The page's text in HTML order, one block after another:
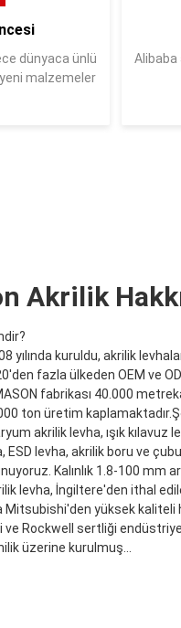
dünyaca ünlü
yeni malzemeler
Alibaba
Akrilik
yılında kuruldu, akrilik
fazla ülkeden OEM ve
fabrikası 40.000
ton üretim
akrilik levha, ışık kılavuz
ESD levha, akrilik boru ve
Kalınlık 1.8-100 mm
levha, İngiltere'den ithal
Mitsubishi'den yüksek kaliteli
ve Rockwell sertliği
üzerine kurulmuş...